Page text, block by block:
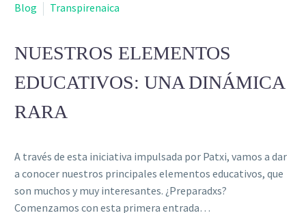
Blog
Transpirenaica
NUESTROS ELEMENTOS
EDUCATIVOS: UNA DINÁMICA
RARA
A través de esta iniciativa impulsada por Patxi, vamos a dar
a conocer nuestros principales elementos educativos, que
son muchos y muy interesantes. ¿Preparadxs?
Comenzamos con esta primera entrada…